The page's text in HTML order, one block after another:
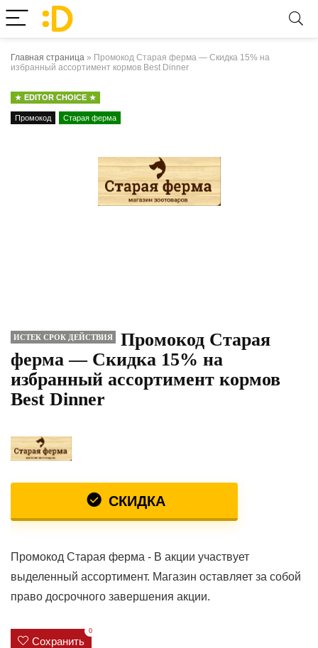
Главная страница » Промокод Старая ферма — Скидка 15% на
избранный ассортимент кормов Best Dinner
EDITOR CHOICE
Промокод Старая ферма
ИСТЕК СРОК ДЕЙСТВИЯ
Промокод Старая
ферма — Скидка 15% на
избранный ассортимент кормов
Best Dinner
СКИДКА
Промокод Старая ферма - В акции участвует
выделенный ассортимент. Магазин оставляет за собой
право досрочного завершения акции.
Сохранить
0